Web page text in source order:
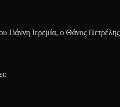
Γιάννη Ιερεμία, ο Θάνος Πετρέλης